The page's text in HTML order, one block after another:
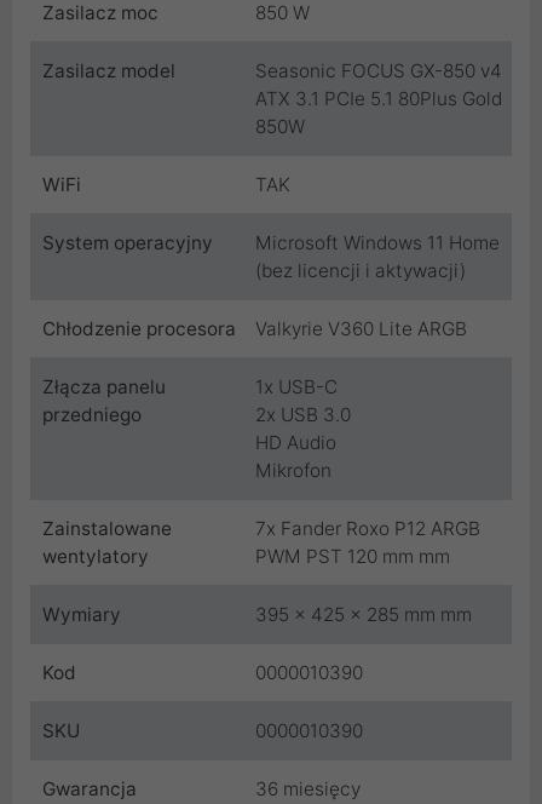
Zasilacz moc 850 W
Zasilacz model
Seasonic FOCUS GX-850 v4
ATX 3.1 PCIe 5.1 80Plus Gold
850W
WiFi TAK
System operacyjny
Microsoft Windows 11 Home
(bez licencji i aktywacji)
Chłodzenie procesora Valkyrie V360 Lite ARGB
Złącza panelu
przedniego
1x USB-C
2x USB 3.0
HD Audio
Mikrofon
Zainstalowane
wentylatory
7x Fander Roxo P12 ARGB
PWM PST 120 mm mm
Wymiary 395 x 425 x 285 mm mm
Kod 0000010390
SKU 0000010390
Gwarancja
36 miesięcy